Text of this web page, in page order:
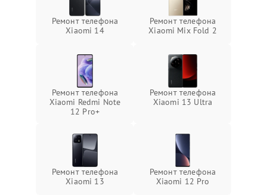
Ремонт телефона
Xiaomi 14
Ремонт телефона
Xiaomi Mix Fold 2
Ремонт телефона
Xiaomi Redmi Note
12 Pro+
Ремонт телефона
Xiaomi 13 Ultra
Ремонт телефона
Xiaomi 13
Ремонт телефона
Xiaomi 12 Pro